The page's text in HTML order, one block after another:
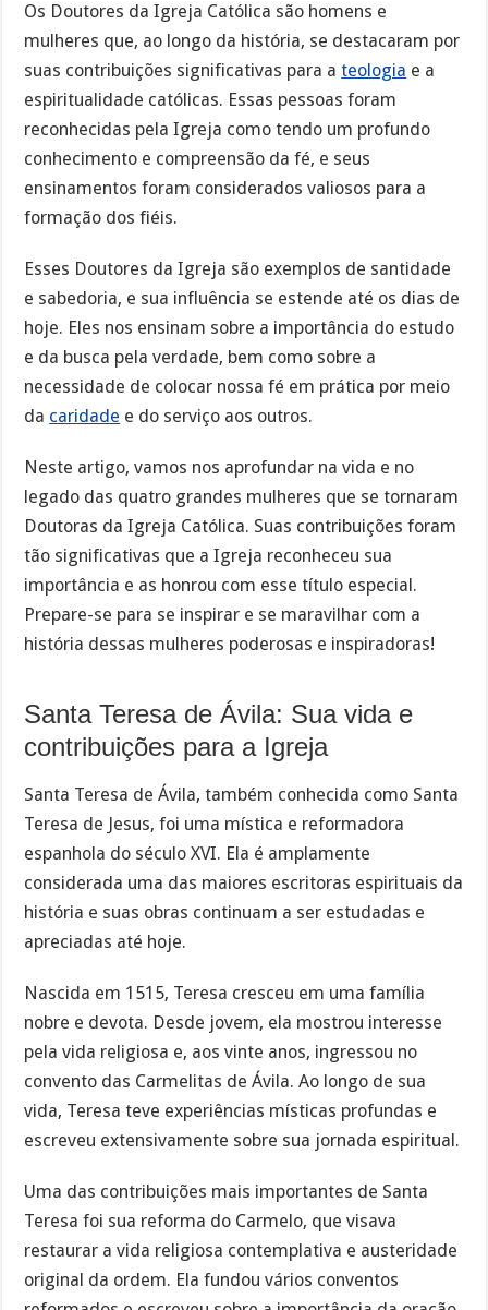
Os Doutores da Igreja Católica são homens e
mulheres que, ao longo da história, se destacaram por
suas contribuições significativas para ateologia e a
espiritualidade católicas. Essas pessoas foram
reconhecidas pela Igreja como tendo um profundo
conhecimento e compreensão da fé, e seus
ensinamentos foram considerados valiosos para a
formação dos fiéis.
Esses Doutores da Igreja são exemplos de santidade
e sabedoria, e sua influência se estende até os dias de
hoje. Eles nos ensinam sobre a importância do estudo
e da busca pela verdade, bem como sobre a
necessidade de colocar nossa fé em prática por meio
da caridade e do serviço aos outros.
Neste artigo, vamos nos aprofundar na vida e no
legado das quatro grandes mulheres que se tornaram
Doutoras da Igreja Católica. Suas contribuições foram
tão significativas que a Igreja reconheceu sua
importância e as honrou com esse título especial.
Prepare-se para se inspirar e se maravilhar com a
história dessas mulheres poderosas e inspiradoras!
Santa Teresa de Ávila: Sua vida e
contribuições para a Igreja
Santa Teresa de Ávila, também conhecida como Santa
Teresa de Jesus, foi uma mística e reformadora
espanhola do século XVI. Ela é amplamente
considerada uma das maiores escritoras espirituais da
história e suas obras continuam a ser estudadas e
apreciadas até hoje.
Nascida em 1515, Teresa cresceu em uma família
nobre e devota. Desde jovem, ela mostrou interesse
pela vida religiosa e, aos vinte anos, ingressou no
convento das Carmelitas de Ávila. Ao longo de sua
vida, Teresa teve experiências místicas profundas e
escreveu extensivamente sobre sua jornada espiritual.
Uma das contribuições mais importantes de Santa
Teresa foi sua reforma do Carmelo, que visava
restaurar a vida religiosa contemplativa e austeridade
original da ordem. Ela fundou vários conventos